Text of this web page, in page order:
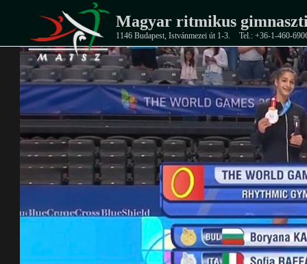
Magyar ritmikus
1146 Budapest, Istvánmezei út 1-3. Tel.: +36-1-460-